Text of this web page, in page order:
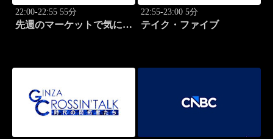
22:00-22:55 55分
先週のマーケットで気にな
22:55-23:00 5分
テイク・ファイブ